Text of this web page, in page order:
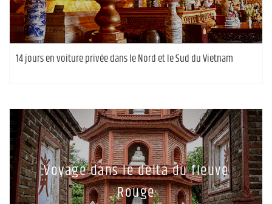
14 jours en voiture privée dans le Nord et le Sud du Vietnam
Voyage dans le delta du fleuve
Rouge